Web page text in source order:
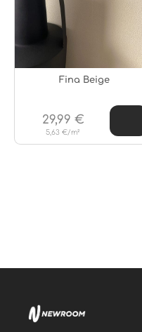
Fina Beige
5,63 €/m²
29,99 €